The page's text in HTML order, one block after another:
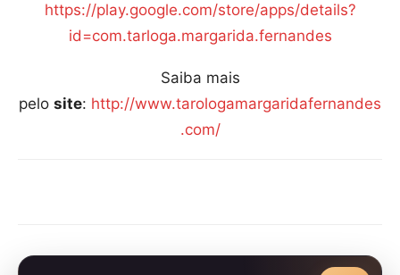
https://play.google.com/store/apps/details?
id=com.tarloga.margarida.fernandes
Saiba mais
pelo site: http://www.tarologamargaridafernandes
.com/